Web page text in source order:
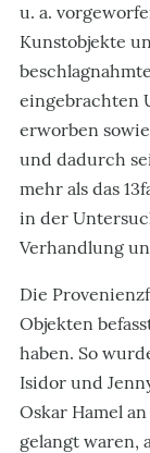
u. a.
Kunstobjekte
eingebrachten
erworben
und dadurch
mehr als das
in der
Verhandlung
Die
Objekten
haben. So
Isidor und
Oskar Hamel
gelangt waren,